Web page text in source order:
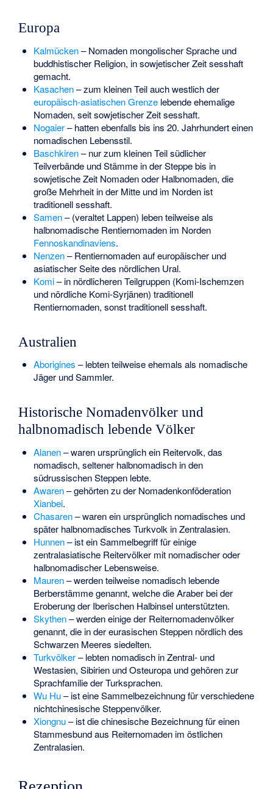
Europa
Kalmücken– Nomaden mongolischer Sprache und
buddhistischer Religion, in sowjetischer Zeit sesshaft
gemacht.
Kasachen– zum kleinen Teil auch westlich der
europäisch-asiatischen Grenzelebende ehemalige
Nomaden, seit sowjetischer Zeit sesshaft.
Nogaier– hatten ebenfalls bis ins 20. Jahrhundert einen
nomadischen Lebensstil.
Baschkiren– nur zum kleinen Teil südlicher
Teilverbände und Stämme in der Steppe bis in
sowjetische Zeit Nomaden oder Halbnomaden, die
große Mehrheit in der Mitte und im Norden ist
traditionell sesshaft.
Samen– (veraltet Lappen) leben teilweise als
halbnomadische Rentiernomaden im Norden
Fennoskandinaviens.
Nenzen– Rentiernomaden auf europäischer und
asiatischer Seite des nördlichen Ural.
Komi– in nördlicheren Teilgruppen (Komi-Ischemzen
und nördliche Komi-Syrjänen) traditionell
Rentiernomaden, sonst traditionell sesshaft.
Australien
Aborigines – lebten teilweise ehemals als nomadische
Jäger und Sammler.
Historische Nomadenvölker und
halbnomadisch lebende Völker
Alanen– waren ursprünglich ein Reitervolk, das
nomadisch, seltener halbnomadisch in den
südrussischen Steppen lebte.
Awaren– gehörten zu der Nomadenkonföderation
Xianbei.
Chasaren– waren ein ursprünglich nomadisches und
später halbnomadisches Turkvolk in Zentralasien.
Hunnen– ist ein Sammelbegriff für einige
zentralasiatische Reitervölker mit nomadischer oder
halbnomadischer Lebensweise.
Mauren– werden teilweise nomadisch lebende
Berberstämme genannt, welche die Araber bei der
Eroberung der Iberischen Halbinsel unterstützten.
Skythen– werden einige der Reiternomadenvölker
genannt, die in der eurasischen Steppen nördlich des
Schwarzen Meeres siedelten.
Turkvölker– lebten nomadisch in Zentral- und
Westasien, Sibirien und Osteuropa und gehören zur
Sprachfamilie der Turksprachen.
Wu Hu– ist eine Sammelbezeichnung für verschiedene
nichtchinesische Steppenvölker.
Xiongnu– ist die chinesische Bezeichnung für einen
Stammesbund aus Reiternomaden im östlichen
Zentralasien.